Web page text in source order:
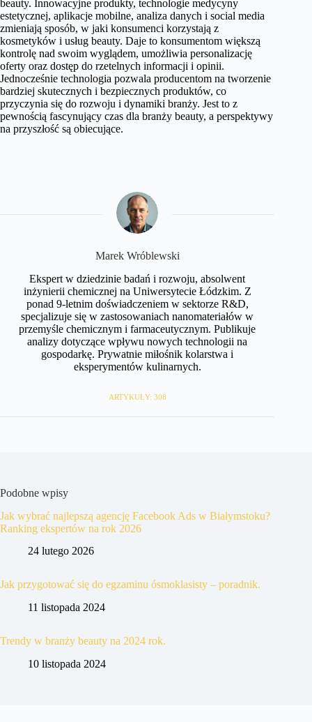
beauty. Innowacyjne produkty, technologie medycyny
estetycznej, aplikacje mobilne, analiza danych i social media
zmieniają sposób, w jaki konsumenci korzystają z
kosmetyków i usług beauty. Daje to konsumentom większą
kontrolę nad swoim wyglądem, umożliwia personalizację
oferty oraz dostęp do rzetelnych informacji i opinii.
Jednocześnie technologia pozwala producentom na tworzenie
bardziej skutecznych i bezpiecznych produktów, co
przyczynia się do rozwoju i dynamiki branży. Jest to z
pewnością fascynujący czas dla branży beauty, a perspektywy
na przyszłość są obiecujące.
Marek Wróblewski
Ekspert w dziedzinie badań i rozwoju, absolwent
inżynierii chemicznej na Uniwersytecie Łódzkim. Z
ponad 9-letnim doświadczeniem w sektorze R&D,
specjalizuje się w zastosowaniach nanomateriałów w
przemyśle chemicznym i farmaceutycznym. Publikuje
analizy dotyczące wpływu nowych technologii na
gospodarkę. Prywatnie miłośnik kolarstwa i
eksperymentów kulinarnych.
ARTYKUŁY: 308
Podobne wpisy
Jak wybrać najlepszą agencję Facebook Ads w Białymstoku?
Ranking ekspertów na rok 2026
24 lutego 2026
Jak przygotować się do egzaminu ósmoklasisty – poradnik.
11 listopada 2024
Trendy w branży beauty na 2024 rok.
10 listopada 2024